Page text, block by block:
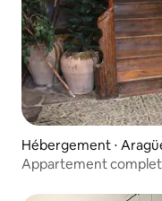
Hébergement ⋅
Appartement